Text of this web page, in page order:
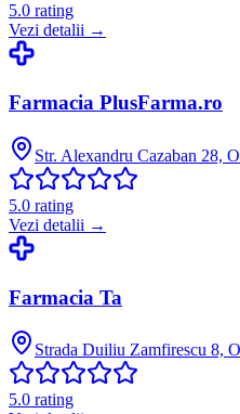
5.0 rating
Vezi detalii →
Farmacia PlusFarma.ro
Str. Alexandru Cazaban 28,
5.0 rating
Vezi detalii →
Farmacia Ta
Strada Duiliu Zamfirescu 8,
5.0 rating